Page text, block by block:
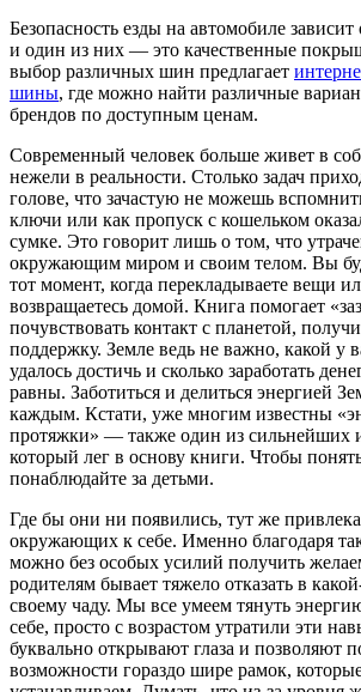
Безопасность езды на автомобиле
и один из них — это качественные
выбор различных шин предлагает
шины, где можно найти различные
брендов по доступным ценам.
Современный человек больше живет в
нежели в реальности. Столько задач
голове, что зачастую не можешь
ключи или как пропуск с кошельком
сумке. Это говорит лишь о том, что
окружающим миром и своим телом. Вы
тот момент, когда перекладываете вещи
возвращаетесь домой. Книга помогает
почувствовать контакт с планетой,
поддержку. Земле ведь не важно, какой у
удалось достичь и сколько заработать
равны. Забо­титься и делиться энергией
каждым. Кстати, уже многим известны
протяжки» — также один из сильнейших
который лег в основу книги. Чтобы
понаблюдайте за детьми.
Где бы они ни появились, тут же
окружающих к себе. Именно благодаря
можно без особых усилий получить
родителям бывает тяжело отказать в
своему чаду. Мы все умеем тянуть
себе, просто с возрастом утратили эти
буквально открывают глаза и позволяют
возможности гораздо шире рамок,